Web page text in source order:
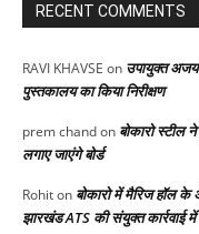
RECENT COMMENTS
RAVI KHAVSE on उपायुक्त अजय
पुस्तकालय का किया निरीक्षण
prem chandon बोकारो स्टील
लगाए जाएंगे बोर्ड
Rohiton बोकारो में मैरिज हॉल
झारखंड ATS की संयुक्त कार्रवाई